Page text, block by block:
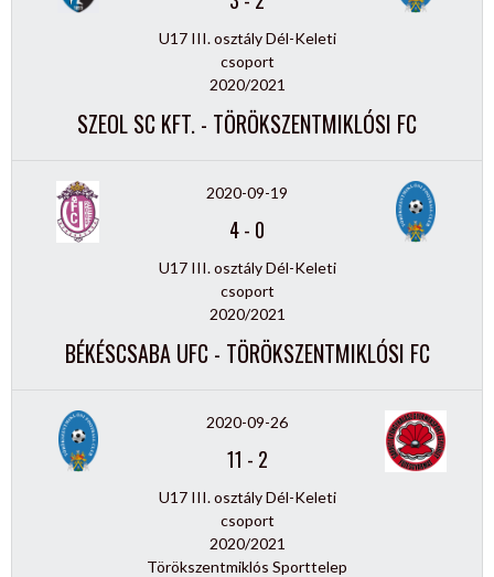
U17 III. osztály Dél-Keleti
csoport
2020/2021
SZEOL SC KFT. - TÖRÖKSZENTMIKLÓSI FC
2020-09-19
4- 0
U17 III. osztály Dél-Keleti
csoport
2020/2021
BÉKÉSCSABA UFC - TÖRÖKSZENTMIKLÓSI FC
2020-09-26
11 - 2
U17 III. osztály Dél-Keleti
csoport
2020/2021
Törökszentmiklós Sporttelep